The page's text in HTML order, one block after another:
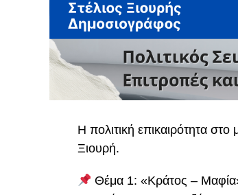
Η πολιτική επικαιρότητα
Ξιουρή.
Θέμα 1: «Κράτος –